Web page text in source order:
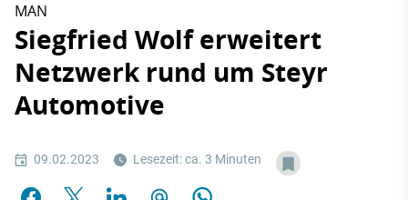
MAN
Siegfried Wolf erweitert
Netzwerk rund um Steyr
Automotive
09.02.2023 Lesezeit: ca. 3 Minuten